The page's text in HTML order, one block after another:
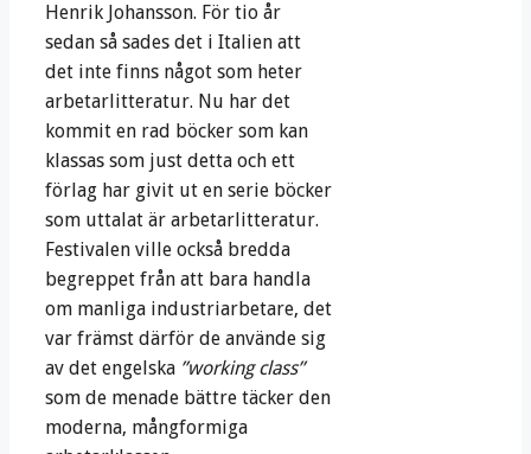
Henrik Johansson. För tio år
sedan så sades det i Italien att
det inte finns något som heter
arbetarlitteratur. Nu har det
kommit en rad böcker som kan
klassas som just detta och ett
förlag har givit ut en serie böcker
som uttalat är arbetarlitteratur.
Festivalen ville också bredda
begreppet från att bara handla
om manliga industriarbetare, det
var främst därför de använde sig
av det engelska ”working class”
som de menade bättre täcker den
moderna, mångformiga